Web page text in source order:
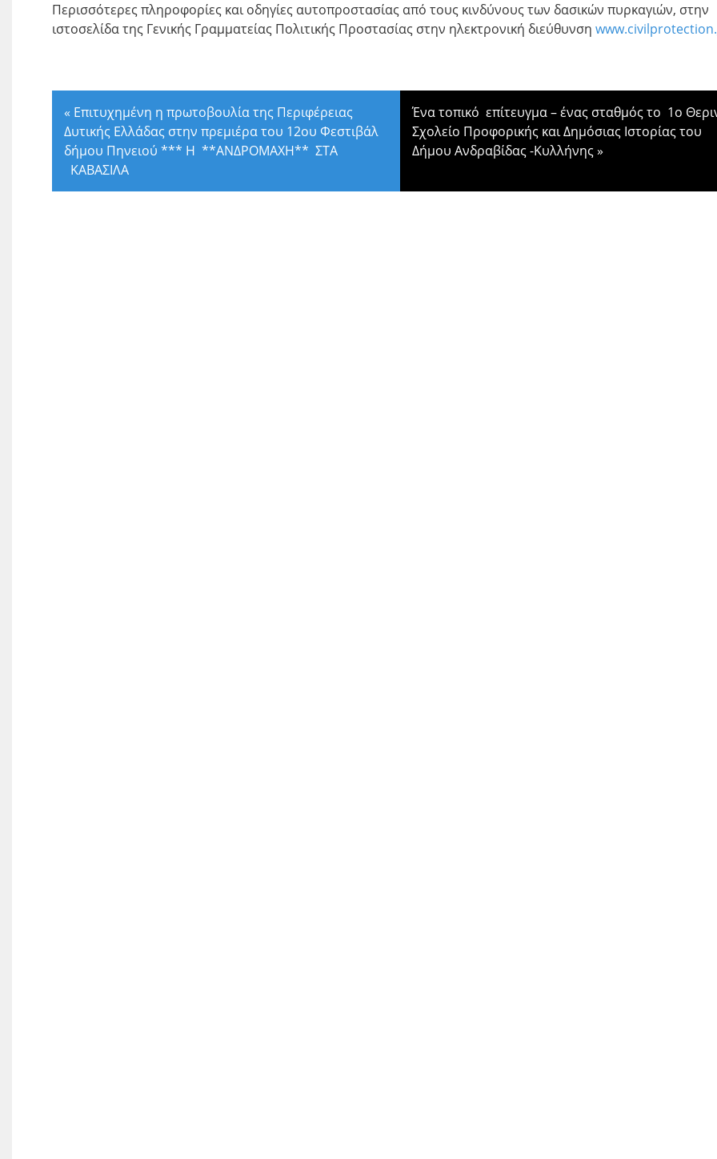
Περισσότερες πληροφορίες και οδηγίες αυτοπροστασίας από τους κινδύνους των δασικών πυρκαγιών, στην
ιστοσελίδα της Γενικής Γραμματείας Πολιτικής Προστασίας στην ηλεκτρονική διεύθυνση
« Επιτυχημένη η πρωτοβουλία της Περιφέρειας
Δυτικής Ελλάδας στην πρεμιέρα του 12ου Φεστιβάλ
δήμου Πηνειού *** Η **ΑΝΔΡΟΜΑΧΗ** ΣΤΑ
ΚΑΒΑΣΙΛΑ
Ένα τοπικό επίτευγμα – ένας σταθμός το 1ο
Σχολείο Προφορικής και Δημόσιας Ιστορίας του
Δήμου Ανδραβίδας -Κυλλήνης»